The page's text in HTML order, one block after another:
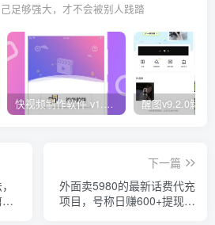
足够强大，才不会被别人践踏
快视频制作软件 v1.1.1安卓版
下一篇
外面卖5980的最新话费代充
项目，号称日赚600+提现秒